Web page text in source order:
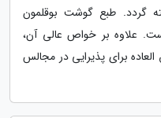
گردد. طبع گوشت بوقلمون
علاوه بر خواص عالی آن،
برای پذیرایی در مجالس